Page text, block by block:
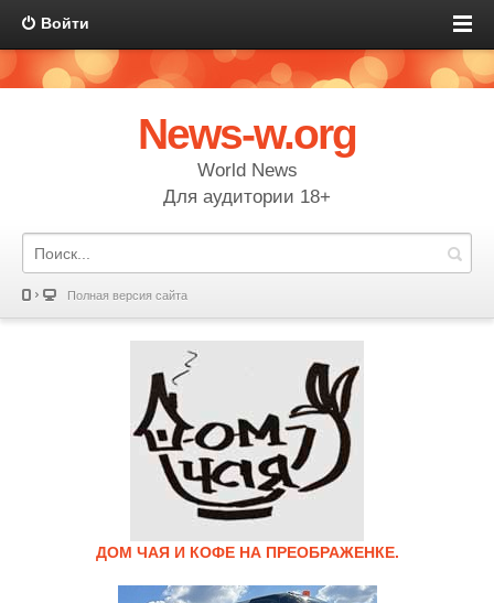
Войти
News-w.org
World News
Для аудитории 18+
Полная версия сайта
ДОМ ЧАЯ И КОФЕ НА ПРЕОБРАЖЕНКЕ.